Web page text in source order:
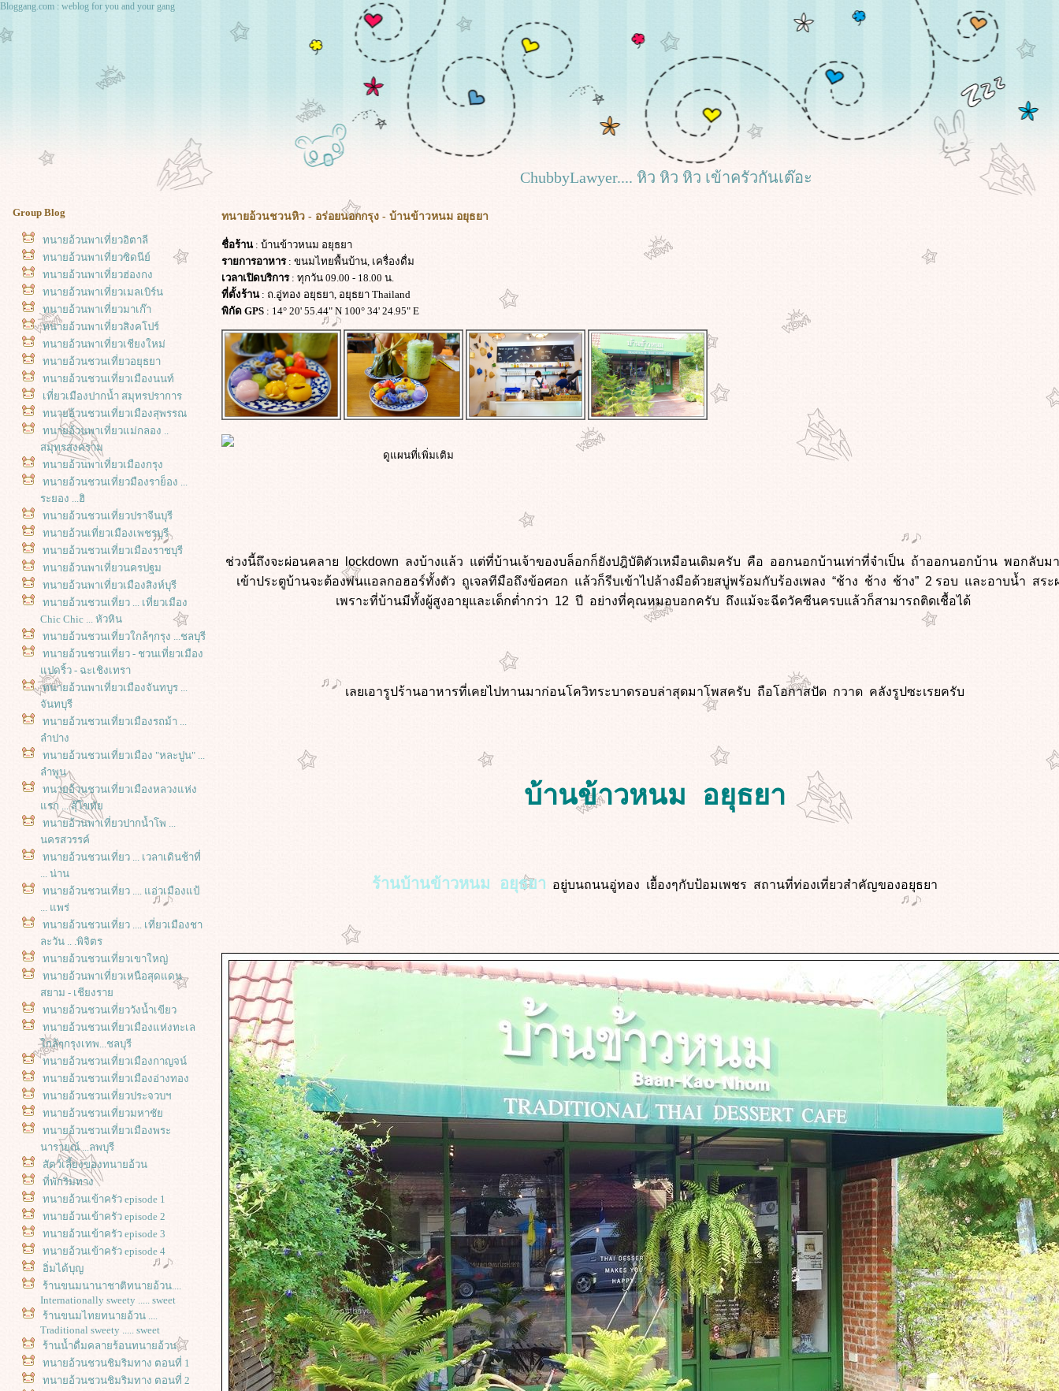
Bloggang.com : weblog for you and your gang
ChubbyLawyer.... หิว หิว หิว เข้าครัวกันเต๊อะ
Group Blog
ทนายอ้วนพาเที่ยวอิตาลี
ทนายอ้วนพาเที่ยวซิดนีย์
ทนายอ้วนพาเที่ยวฮ่องกง
ทนายอ้วนพาเที่ยวเมลเบิร์น
ทนายอ้วนพาเที่ยวมาเก๊า
ทนายอ้วนพาเที่ยวสิงคโปร์
ทนายอ้วนพาเที่ยวเชียงใหม่
ทนายอ้วนชวนเที่ยวอยุธยา
ทนายอ้วนชวนเที่ยวเมืองนนท์
เที่ยวเมืองปากน้ำ สมุทรปราการ
ทนายอ้วนชวนเที่ยวเมืองสุพรรณ
ทนายอ้วนพาเที่ยวแม่กลอง ..
สมุทรสงคราม
ทนายอ้วนพาเที่ยวเมืองกรุง
ทนายอ้วนชวนเที่ยวมืองราย็อง ...
ระยอง ...ฮิ
ทนายอ้วนชวนเที่ยวปราจีนบุรี
ทนายอ้วนเที่ยวเมืองเพชรบุรี
ทนายอ้วนชวนเที่ยวเมืองราชบุรี
ทนายอ้วนพาเที่ยวนครปฐม
ทนายอ้วนพาเที่ยวเมืองสิงห์บุรี
ทนายอ้วนชวนเที่ยว ... เที่ยวเมือง
Chic Chic ... หัวหิน
ทนายอ้วนชวนเที่ยวใกล้ๆกรุง ...ชลบุรี
ทนายอ้วนชวนเที่ยว - ชวนเที่ยวเมือง
ปดริ้ว - ฉะเชิงเทรา
ทนายอ้วนพาเที่ยวเมืองจันทบูร ...
จันทบุรี
ทนายอ้วนชวนเที่ยวเมืองรถม้า ...
ลำปาง
ทนายอ้วนชวนเที่ยวเมือง "หละปูน" ...
ลำพูน
ทนายอ้วนชวนเที่ยวเมืองหลวงแห่ง
รก ... สุ๊โขทั
ทนายอ้วนพาเที่ยวปากน้ำโพ ...
นครสวรรค์
ทนายอ้วนชวนเที่ยว ... เวลาเดินช้าที่
... น่าน
ทนายอ้วนชวนเที่ยว .... แอ่วเมืองแป้
... แพร่
ทนายอ้วนชวนเที่ยว .... เที่ยวเมืองชา
ละวัน .. .พิจิตร
ทนายอ้วนชวนเที่ยวเขาใหญ่
ทนายอ้วนพาเที่ยวเหนือสุดแดน
สยาม - เชียงรา
ทนายอ้วนชวนเที่ยววังน้ำเขียว
ทนายอ้วนชวนเที่ยวเมืองแห่งทะเล
กล้ๆกรุงเทพ...ชลบุรี
ทนายอ้วนชวนเที่ยวเมืองกาญจน์
ทนายอ้วนชวนเที่ยวเมืองอ่างทอง
ทนายอ้วนชวนเที่ยวประจวบฯ
ทนายอ้วนชวนเที่ยวมหาชั
ทนายอ้วนชวนเที่ยวเมืองพระ
นารายณ์ ...ลพบุรี
สัตว์เลี้ยงของทนายอ้วน
ที่พักริมทาง
ทนายอ้วนเข้าครัว episode 1
ทนายอ้วนเข้าครัว episode 2
ทนายอ้วนเข้าครัว episode 3
ทนายอ้วนเข้าครัว episode 4
อิ่มได้บุญ
ร้านขนมนานาชาติทนายอ้วน....
Internationally sweety ..... sweet
ร้านขนมไทยทนายอ้วน ....
Traditional sweety ..... sweet
ร้านน้ำดื่มคลายร้อนทนายอ้วน
ทนายอ้วนชวนชิมริมทาง ตอนที่ 1
ทนายอ้วนชวนชิมริมทาง ตอนที่ 2
ทนายอ้วนชวนหิว - อร่อยนอกกรุง - บ้านข้าวหนม อยุธยา
ชื่อร้าน: บ้านข้าวหนม อยุธยา
รายการอาหาร: ขนมไทยพื้นบ้าน, เครื่องดื่ม
เวลาเปิดบริการ: ทุกวัน 09.00 - 18.00 น.
ที่ตั้งร้าน: ถ.อู่ทอง อยุธยา, อยุธยา Thailand
พิกัด GPS : 14° 20' 55.44" N 100° 34' 24.95" E
ดูแผนที่เพิ่มเติม
ช่วงนี้ถึงจะผ่อนคลาย lockdown ลงบ้างแล้ว แต่ที่บ้านเจ้าของบล็อกก็ยังปฎิบัติตัวเหมือนเดิมครับ คือ ออกนอกบ้านเท่าที่จำเป็น ถ้าออกนอกบ้าน พอกลับม
เข้าประตูบ้านจะต้องพ่นแอลกอฮอร์ทั้งตัว ถูเจลทีมือถึงข้อศอก แล้วก็รีบเข้าไปล้างมือด้วยสบู่พร้อมกับร้องเพลง “ช้าง ช้าง ช้าง” 2 รอบ และอาบน้ำ สร
เพราะที่บ้านมีทั้งผู้สูงอายุและเด็กต่ำกว่า 12 ปี อย่างที่คุณหมอบอกครับ ถึงแม้จะฉีดวัคซีนครบแล้วก็สามารถติดเชื้อได้
เลยเอารูปร้านอาหารที่เคยไปทานมาก่อนโควิทระบาดรอบล่าสุดมาโพสครับ ถือโอกาสปัด กวาด คลังรูปซะเรยครับ
บ้านข้าวหนม อยุธยา
ร้านบ้านข้าวหนม อยุธยา อยู่บนถนนอู่ทอง เยื้องๆกับป้อมเพชร สถานที่ท่องเที่ยวสำคัญของอยุธยา